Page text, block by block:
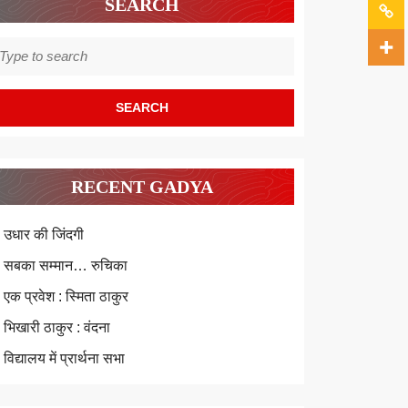
SEARCH
RECENT GADYA
उधार की जिंदगी
सबका सम्मान… रुचिका
एक प्रवेश : स्मिता ठाकुर
भिखारी ठाकुर : वंदना
विद्यालय में प्रार्थना सभा